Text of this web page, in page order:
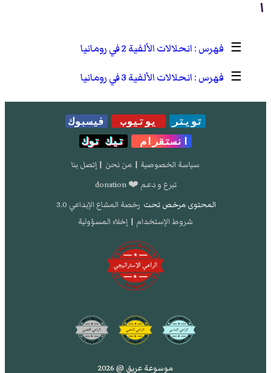
ا
☰
انحلالات الألفية 2 في رومانيا
☰
انحلالات الألفية 3 في رومانيا
تويتر يوتيوب
فيسبوك
انستقرام
تيك توك
سياسة الخصوصية | من نحن | إتصل بنا
تبرع و دعم ❤️ donation
المحتوى مرخص تحت رخصة المشاع الإبداعي 3.0
شروط الإستخدام | إخلاء المسؤولية
موسوعة عريق @ 2026